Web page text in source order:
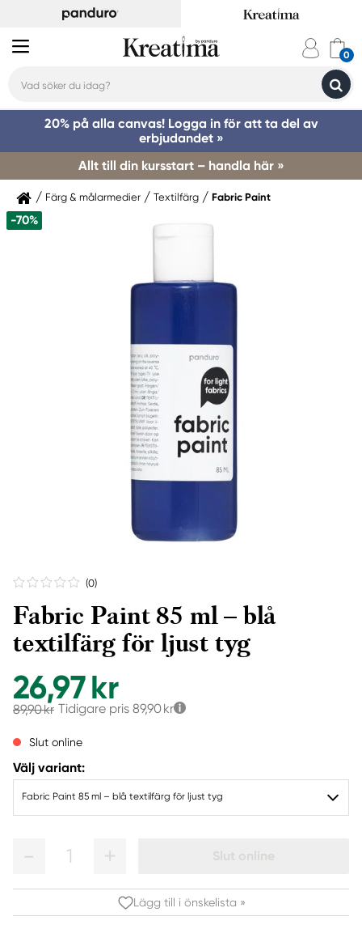
20% på alla canvas! Logga in för att ta del av
erbjudandet »
Allt till din kursstart – handla här »
Färg & målarmedier Textilfärg Fabric Paint
-70%
(0)
Fabric Paint 85 ml – blå
textilfärg för ljust tyg
26,97 kr
89,90 kr Tidigare pris 89,90 kr
Slut online
Välj variant:
Fabric Paint 85 ml – blå textilfärg för ljust tyg
1 Slut online
Lägg till i önskelista »